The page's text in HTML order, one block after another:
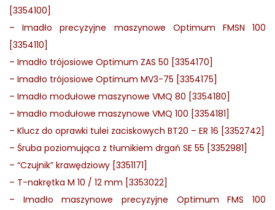
[3354100]
–Imadło precyzyjne maszynowe Optimum FMSN 100
[3354110]
– Imadło trójosiowe Optimum ZAS 50 [3354170]
– Imadło trójosiowe Optimum MV3-75 [3354175]
– Imadło modułowe maszynowe VMQ 80 [3354180]
– Imadło modułowe maszynowe VMQ 100 [3354181]
– Klucz do oprawki tulei zaciskowych BT20 – ER 16 [3352742]
– Śruba poziomująca z tłumikiem drgań SE 55 [3352981]
– “Czujnik” krawędziowy [3351171]
– T-nakrętka M 10 / 12 mm [3353022]
– Imadło maszynowe precyzyjne Optimum FMS 100